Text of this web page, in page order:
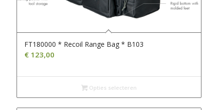
FT180000 * Recoil Range Bag * B103
€123,00
Opties selecteren